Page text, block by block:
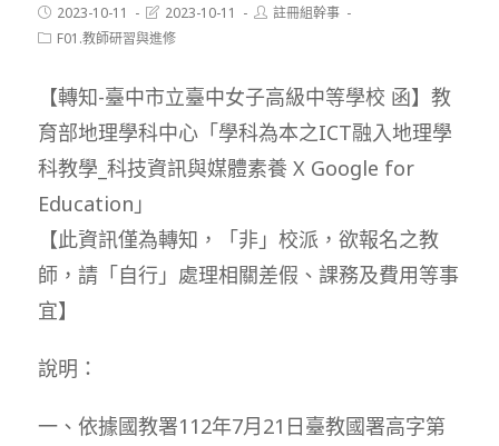
Post
published:
2023-10-11
Post
last
modified:
2023-10-11
Post註冊組幹事
PostF01.教師研習與進修
【轉知-臺中市立臺中女子高級中等學校 函】教
育部地理學科中心「學科為本之ICT融入地理學
科教學_科技資訊與媒體素養 X Google for
Education」
【此資訊僅為轉知，「非」校派，欲報名之教
師，請「自行」處理相關差假、課務及費用等事
宜】
說明：
一、依據國教署112年7月21日臺教國署高字第